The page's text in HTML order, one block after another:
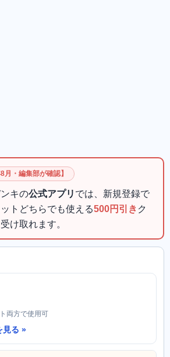
月・編集部が確認】
キの公式アプリ では、新規登録で
トどちらでも使える500円引き ク
け取れます。
両方で使用可
見る